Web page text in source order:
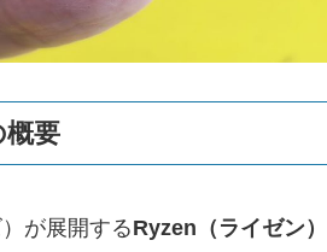
要
が展開するRyzen（ライゼン）